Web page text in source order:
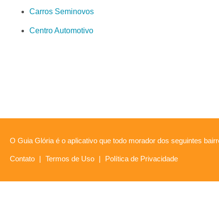
Carros Seminovos
Centro Automotivo
O Guia Glória é o aplicativo que todo morador dos seguintes
Contato | Termos de Uso | Política de Privacidade